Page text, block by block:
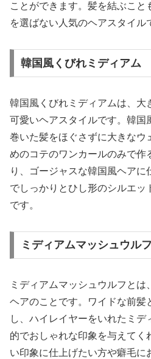
ことができます。髪を結ぶこと
を選ばない人気のヘアスタイル
韓国風くびれミディアム
韓国風くびれミディアムは、大
可愛いヘアスタイルです。韓国
巻いた髪をほぐさずに大きなウ
めのコテのワンカールのみで作
り、ゴージャスな韓国風ヘア
でしっかりとひし形のシルエッ
です。
ミディアムマッシュウルフ
ミディアムマッシュウルフとは
ヘアのことです。ワイドな前髪
し、ハイレイヤーをいれたミデ
的でおしゃれな印象を与えてく
い印象に仕上げたい方や癖毛に